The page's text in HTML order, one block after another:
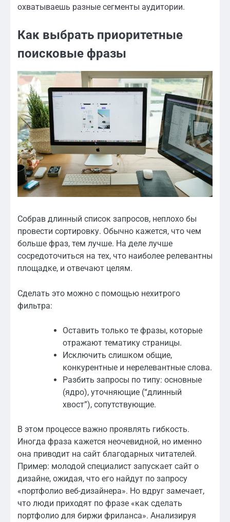
охватываешь разные сегменты аудитории.
Как выбрать приоритетные
поисковые фразы
Собрав длинный список запросов, неплохо бы
провести сортировку. Обычно кажется, что чем
больше фраз, тем лучше. На деле лучше
сосредоточиться на тех, что наиболее релевантны
площадке, и отвечают целям.
Сделать это можно с помощью нехитрого
фильтра:
Оставить только те фразы, которые
отражают тематику страницы.
Исключить слишком общие,
конкурентные и нерелевантные слова.
Разбить запросы по типу: основные
(ядро), уточняющие (“длинный
хвост”), сопутствующие.
В этом процессе важно проявлять гибкость.
Иногда фраза кажется неочевидной, но именно
она приводит на сайт благодарных читателей.
Пример: молодой специалист запускает сайт о
дизайне, ожидая, что его найдут по запросу
«портфолио веб-дизайнера». Но вдруг замечает,
что люди приходят по фразе «как сделать
портфолио для биржи фриланса». Анализируя